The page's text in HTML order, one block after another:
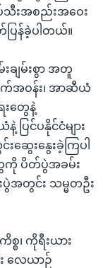
းအစည်းအဝေး
ြန်ခဲ့ပါတယ်။
ချမ်းစွာ အတူ
အဝန်း၊ အာဆီယံ
တွေနဲ့
ြင်ပနိုင်ငံများ
းနွေးခဲ့ကြပါ
ကို ပိတ်ပွဲအခမ်း
ပွဲအတွင်း သမ္မတဦး
၊ ကိုရီးယား
လေယာဉ်